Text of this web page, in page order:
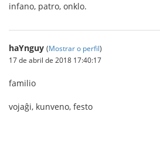
infano, patro, onklo.
haYnguy (Mostrar o perfil)
17 de abril de 2018 17:40:17
familio
vojaĝi, kunveno, festo